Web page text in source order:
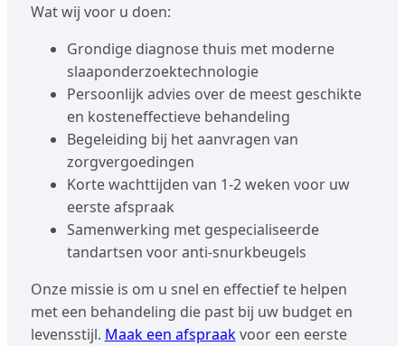
Wat wij voor u doen:
Grondige diagnose thuis met moderne
slaaponderzoektechnologie
Persoonlijk advies over de meest geschikte
en kosteneffectieve behandeling
Begeleiding bij het aanvragen van
zorgvergoedingen
Korte wachttijden van 1-2 weken voor uw
eerste afspraak
Samenwerking met gespecialiseerde
tandartsen voor anti-snurkbeugels
Onze missie is om u snel en effectief te helpen
met een behandeling die past bij uw budget en
levensstijl. Maak een afspraakvoor een eerste